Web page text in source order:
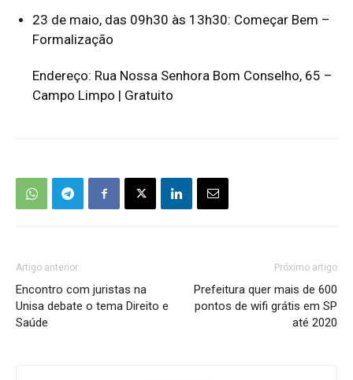
23 de maio, das 09h30 às 13h30: Começar Bem –
Formalização
Endereço: Rua Nossa Senhora Bom Conselho, 65 –
Campo Limpo | Gratuito
Artigo anterior
Encontro com juristas na
Unisa debate o tema Direito e
Saúde
Próximo artigo
Prefeitura quer mais de 600
pontos de wifi grátis em SP
até 2020